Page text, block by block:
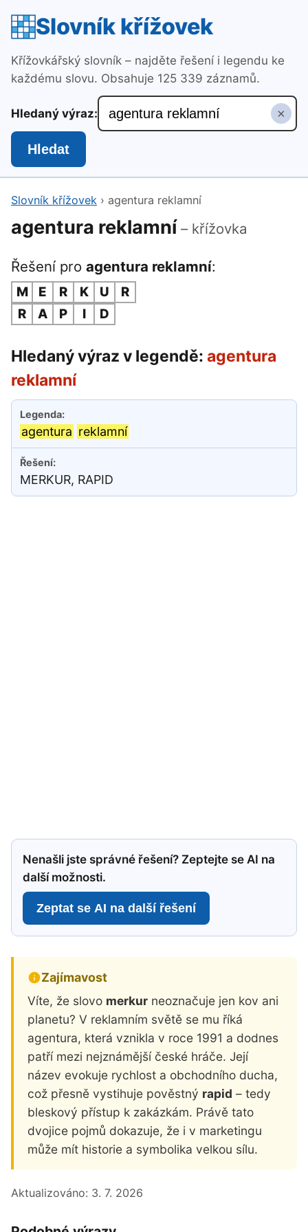
Slovník křížovek
Křížovkářský slovník – najděte řešení i legendu ke
každému slovu. Obsahuje 125 339 záznamů.
Hledaný výraz: ×
Hledat
Slovník křížovek › agentura reklamní
agentura reklamní – křížovka
Řešení pro agentura reklamní:
M E R K U
R
R
A P I D
Hledaný výraz v legendě: agentura
reklamní
agentura reklamní
MERKUR, RAPID
Nenašli jste správné řešení? Zeptejte se AI na
další možnosti.
Zeptat se AI na další řešení
Zajímavost
Víte, že slovo merkur neoznačuje jen kov ani
planetu? V reklamním světě se mu říká
agentura, která vznikla v roce 1991 a dodnes
patří mezi nejznámější české hráče. Její
název evokuje rychlost a obchodního ducha,
což přesně vystihuje pověstný rapid – tedy
bleskový přístup k zakázkám. Právě tato
dvojice pojmů dokazuje, že i v marketingu
může mít historie a symbolika velkou sílu.
Aktualizováno: 3. 7. 2026